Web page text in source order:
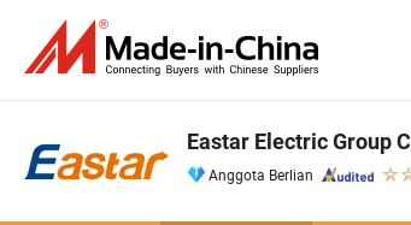
Eastar Electric Group
Anggota Berlian